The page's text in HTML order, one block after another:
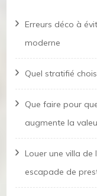
Erreurs déco à
moderne
Quel stratifié
Que faire pour
augmente la
Louer une villa de
escapade de